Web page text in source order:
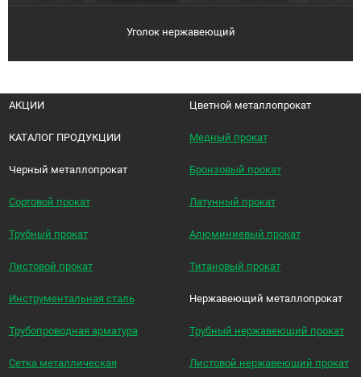
Уголок нержавеющий
АКЦИИ
КАТАЛОГ ПРОДУКЦИИ
Черный металлопрокат
Сортовой прокат
Трубный прокат
Листовой прокат
Инструментальная сталь
Трубопроводная арматура
Сетка металлическая
Цветной металлопрокат
Медный прокат
Бронзовый прокат
Латунный прокат
Алюминиевый прокат
Титановый прокат
Нержавеющий металлопрокат
Трубный нержавеющий прокат
Листовой нержавеющий прокат